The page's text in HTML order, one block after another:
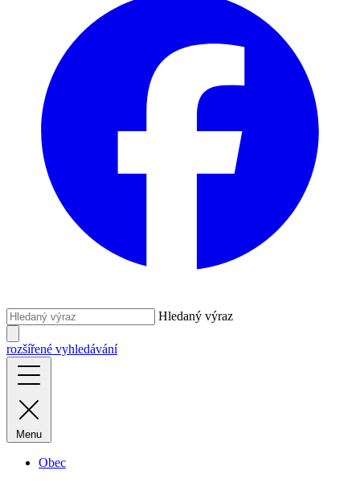
Hledaný výraz
rozšířené vyhledávání
Menu
Obec